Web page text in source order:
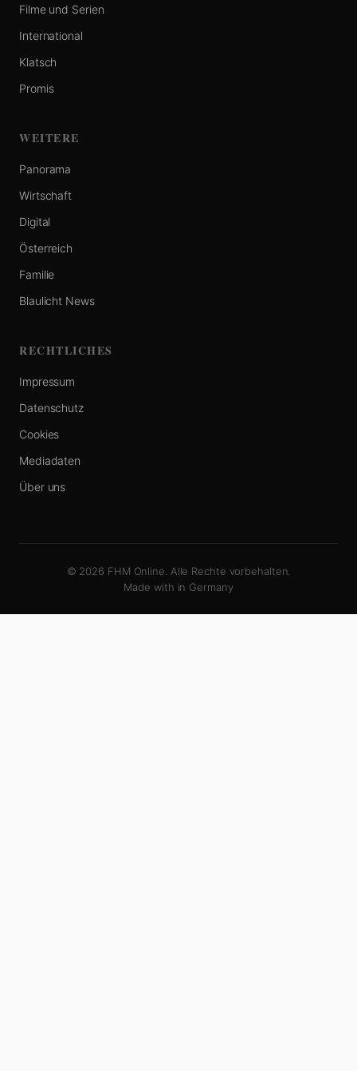
Filme und Serien
International
Klatsch
Promis
WEITERE
Panorama
Wirtschaft
Digital
Österreich
Familie
Blaulicht News
RECHTLICHES
Impressum
Datenschutz
Cookies
Mediadaten
Über uns
© 2026 FHM Online. Alle Rechte vorbehalten.
Made with in Germany